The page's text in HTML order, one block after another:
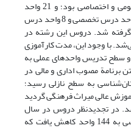
واحد درسی در دو بخش دروس عمومی و اختصاصی بود؛ و 21 واحد
درس پایه ،60 واحد درس اصلی،32 واحد درس تخصصی و 8 واحد درس
گرفته شد. دروس این رشته در
با وجود این، مدت کارآموزی
تدریس واحدهای عملی به
برنامة مصوب اداری و مالی در
به سطح نازلی رسید؛
عالی میراث فرهنگی گردید
در تجدیدنظر دروس در سال
1365 تعداد واحدهای مقطع کارشناسی به 144 واحد کاهش یافت که